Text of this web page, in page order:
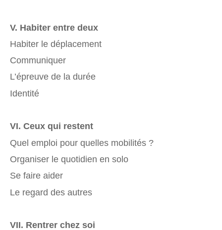
V. Habiter entre deux
Habiter le déplacement
Communiquer
L’épreuve de la durée
Identité
VI. Ceux qui restent
Quel emploi pour quelles mobilités ?
Organiser le quotidien en solo
Se faire aider
Le regard des autres
VII. Rentrer chez soi